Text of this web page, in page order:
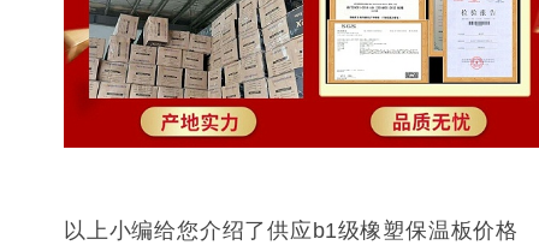
以上小编给您介绍了供应 b1级橡塑保温板价格